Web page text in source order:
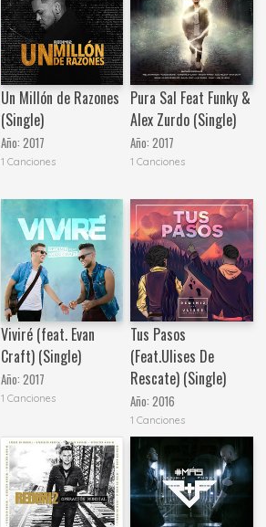
Un Millón de Razones
(Single)
Año: 2017
1 Canciones
Pura Sal Feat Funky &
Alex Zurdo (Single)
Año:2017
1 Canciones
Viviré (feat. Evan
Craft) (Single)
Año: 2017
1 Canciones
Tus Pasos
(Feat.Ulises De
Rescate) (Single)
Año:2016
1 Canciones